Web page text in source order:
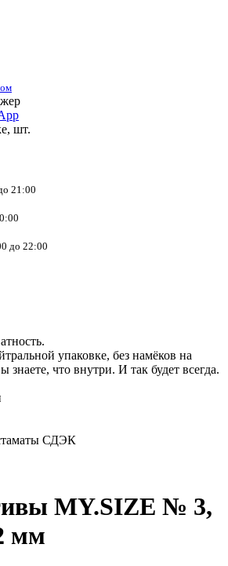
шт.
21:00
до 22:00
упаковке, без намёков на
знаете, что внутри. И так будет всегда.
СДЭК
MY.SIZE № 3,
мм